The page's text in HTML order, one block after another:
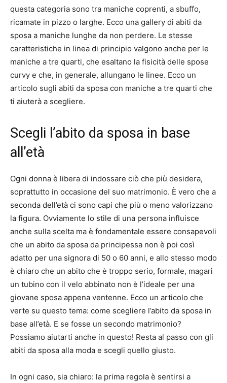
questa categoria sono tra maniche coprenti, a sbuffo,
ricamate in pizzo o larghe. Ecco una gallery di abiti da
sposa a maniche lunghe da non perdere. Le stesse
caratteristiche in linea di principio valgono anche per le
maniche a tre quarti, che esaltano la fisicità delle spose
curvy e che, in generale, allungano le linee. Ecco un
articolo sugli abiti da sposa con maniche a tre quarti che
ti aiuterà a scegliere.
Scegli l’abito da sposa in base
all’età
Ogni donna è libera di indossare ciò che più desidera,
soprattutto in occasione del suo matrimonio. È vero che a
seconda dell’età ci sono capi che più o meno valorizzano
la figura. Ovviamente lo stile di una persona influisce
anche sulla scelta ma è fondamentale essere consapevoli
che un abito da sposa da principessa non è poi così
adatto per una signora di 50 o 60 anni, e allo stesso modo
è chiaro che un abito che è troppo serio, formale, magari
un tubino con il velo abbinato non è l’ideale per una
giovane sposa appena ventenne. Ecco un articolo che
verte su questo tema: come scegliere l’abito da sposa in
base all’età. E se fosse un secondo matrimonio?
Possiamo aiutarti anche in questo! Resta al passo con gli
abiti da sposa alla moda e scegli quello giusto.
In ogni caso, sia chiaro: la prima regola è sentirsi a